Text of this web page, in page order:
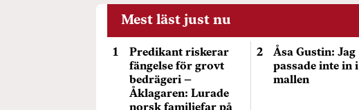
Mest läst just nu
Predikant riskerar
fängelse för grovt
bedrägeri –
Åklagaren: Lurade
Åsa Gustin: Jag
passade inte in i
mallen